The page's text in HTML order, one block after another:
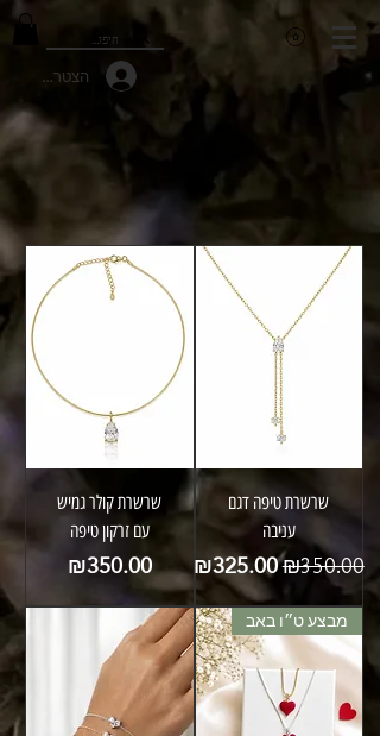
הצטרפות
שרשרת טיפה דגם
עניבה
מחיר רגיל
₪350.00מחיר מבצע
₪325.00
שרשרת קולר גמיש
עם זרקון טיפה
מחיר
₪350.00
מבצע ט״ו באב